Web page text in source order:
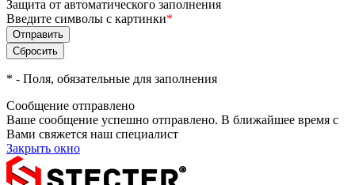
Защита от автоматического заполнения
Введите символы с картинки*
* - Поля, обязательные для заполнения
Сообщение отправлено
Ваше сообщение успешно отправлено. В ближайшее время с
Вами свяжется наш специалист
Закрыть окно